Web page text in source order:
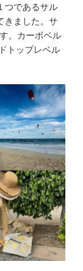
つであるサル
きました。サ
。カーボベル
トップレベル